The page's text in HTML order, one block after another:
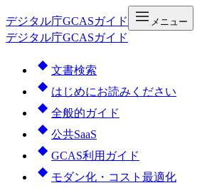
デジタル庁GCASガイド メニュー
デジタル庁GCASガイド
文書検索
はじめにお読みください
全般的ガイド
公共SaaS
GCAS利用ガイド
モダン化・コスト最適化